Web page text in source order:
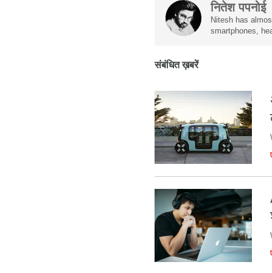
नितेश पपनोई
Nitesh has
smartphones,
संबंधित ख़बरें